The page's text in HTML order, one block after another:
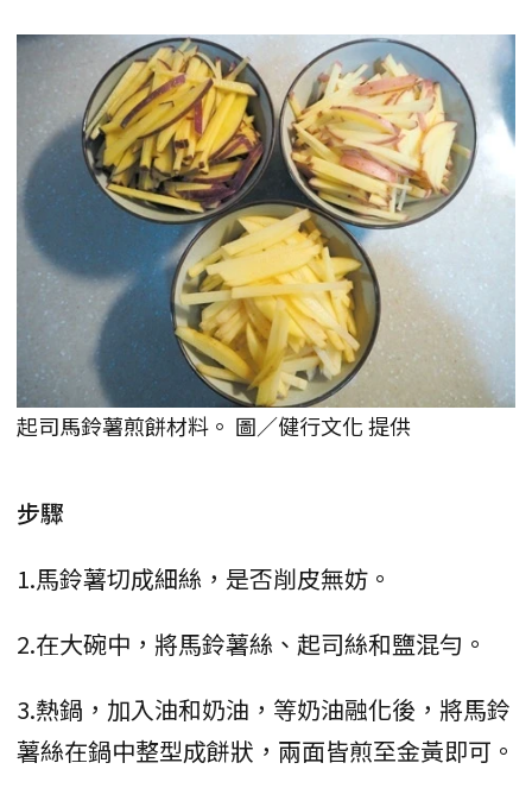
起司馬鈴薯煎餅材料。 圖／健行文化 提供
步驟
1.馬鈴薯切成細絲，是否削皮無妨。
2.在大碗中，將馬鈴薯絲、起司絲和鹽混勻。
3.熱鍋，加入油和奶油，等奶油融化後，將馬鈴
薯絲在鍋中整型成餅狀，兩面皆煎至金黃即可。